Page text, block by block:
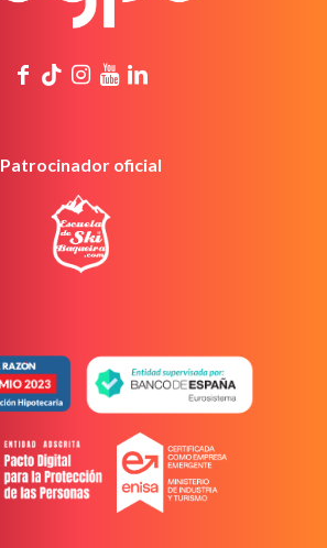
Patrocinador oficial